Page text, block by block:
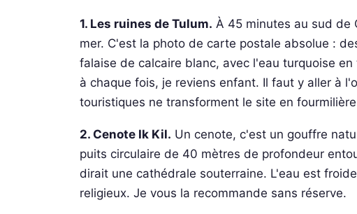
1. Les ruines de Tulum. À 45 minutes au sud de
mer. C'est la photo de carte postale absolue :
falaise de calcaire blanc, avec l'eau turquoise
à chaque fois, je reviens enfant. Il faut y aller à
touristiques ne transforment le site en
2. Cenote Ik Kil. Un cenote, c'est un gouffre
puits circulaire de 40 mètres de profondeur
dirait une cathédrale souterraine. L'eau est
religieux. Je vous la recommande sans réserve.